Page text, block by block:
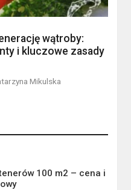
wątroby:
i kluczowe zasady
Mikulska
100 m2 – cena i